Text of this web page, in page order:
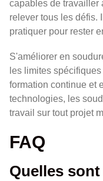
capables de travailler
relever tous les défis.
pratiquer pour rester
S'améliorer en
les limites
formation continue et
technologies, les
travail sur tout projet
FAQ
Quelles